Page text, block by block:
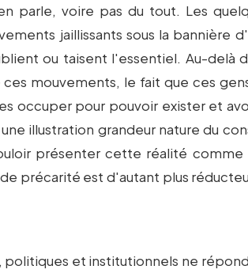
parle, voire pas du tout. Les
jaillissants sous la bannière
ou taisent l'essentiel. Au-delà
mouvements, le fait que ces
occuper pour pouvoir exister et
illustration grandeur nature du
présenter cette réalité comme
précarité est d'autant plus
politiques et institutionnels ne